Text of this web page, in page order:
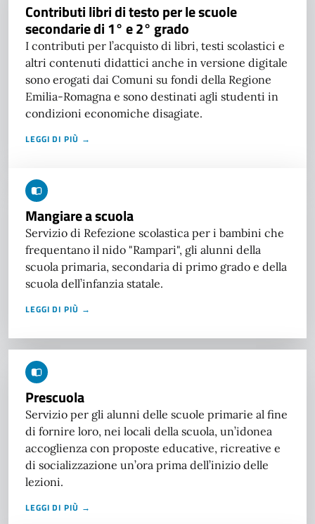
Contributi libri di testo per le scuole
secondarie di 1° e 2° grado
I contributi per l’acquisto di libri, testi scolastici e
altri contenuti didattici anche in versione digitale
sono erogati dai Comuni su fondi della Regione
Emilia-Romagna e sono destinati agli studenti in
condizioni economiche disagiate.
LEGGI DI PIÙ →
Mangiare a scuola
Servizio di Refezione scolastica per i bambini che
frequentano il nido "Rampari", gli alunni della
scuola primaria, secondaria di primo grado e della
scuola dell’infanzia statale.
LEGGI DI PIÙ →
Prescuola
Servizio per gli alunni delle scuole primarie al fine
di fornire loro, nei locali della scuola, un’idonea
accoglienza con proposte educative, ricreative e
di socializzazione un’ora prima dell’inizio delle
lezioni.
LEGGI DI PIÙ →